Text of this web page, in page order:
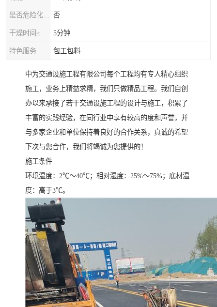
否
干燥时间≤ 5分钟
特色服务 包工包料
中为交通设施工程有限公司每个工程均有专人精心组织
施工，业务上精益求精，我们只做精品工程。我们自创
办以来承接了若干交通设施工程的设计与施工，积累了
丰富的实践经验，在同行业中享有较高的度和声誉，并
与多家企业和单位保持着良好的合作关系，真诚的希望
下次与您合作，我们将竭诚为您提供的！
施工条件
环境温度：2℃～40℃；相对湿度：25%～75%；底材温
度：高于3℃。